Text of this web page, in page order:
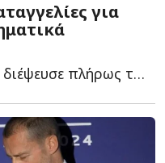
για
Η Παγκόσμια Ομοσπονδία διέψευσε πλήρως τα δημοσιεύματα π...